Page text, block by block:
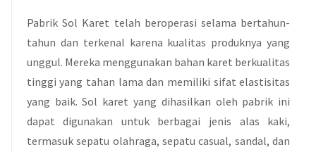
Pabrik Sol Karet telah beroperasi selama bertahun-
tahun dan terkenal karena kualitas produknya yang
unggul. Mereka menggunakan bahan karet berkualitas
tinggi yang tahan lama dan memiliki sifat elastisitas
yang baik. Sol karet yang dihasilkan oleh pabrik ini
dapat digunakan untuk berbagai jenis alas kaki,
termasuk sepatu olahraga, sepatu casual, sandal, dan